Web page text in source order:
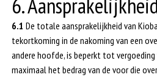
6.1 De totale aansprakelijkheid van
tekortkoming in de nakoming van een
andere hoofde, is beperkt tot
maximaal het bedrag van de voor die